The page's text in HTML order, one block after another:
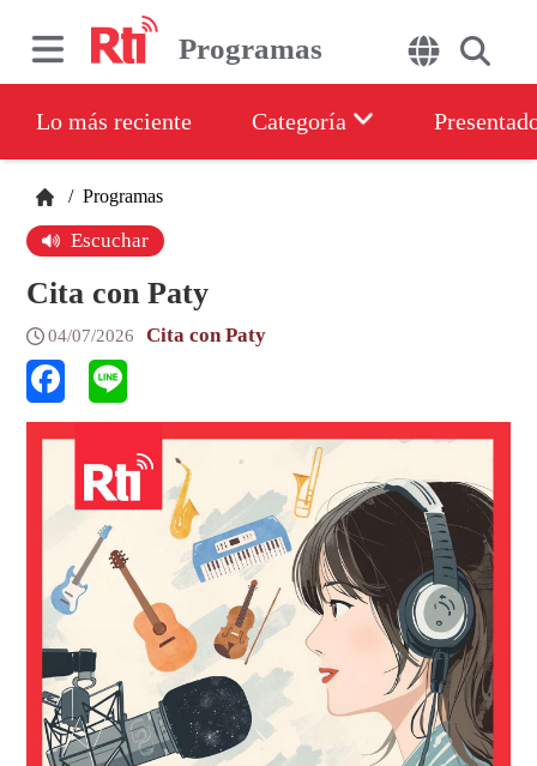
Programas
Lo más reciente Categoría
/ Programas
Escuchar
Cita con Paty
04/07/2026 Cita con Paty